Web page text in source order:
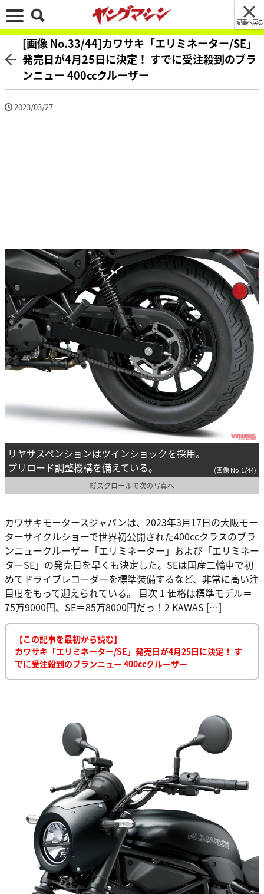
記事へ戻る
[画像 No.33/44]カワサキ「エリミネーター/SE」
発売日が4月25日に決定！ すでに受注殺到のブラ
ンニュー 400ccクルーザー
2023/03/27
リヤサスペンションはツインショックを採用。
プリロード調整機構を備えている。
(画像 No.1/44)
縦スクロールで次の写真へ
カワサキモータースジャパンは、2023年3月17日の大阪モー
ターサイクルショーで世界初公開された400ccクラスのブラ
ンニュークルーザー「エリミネーター」および「エリミネー
ターSE」の発売日を早くも決定した。SEは国産二輪車で初
めてドライブレコーダーを標準装備するなど、非常に高い注
目度をもって迎えられている。 目次 1 価格は標準モデル＝
75万9000円、SE＝85万8000円だっ！2 KAWAS […]
【この記事を最初から読む】
カワサキ「エリミネーター/SE」発売日が4月25日に決定！ す
でに受注殺到のブランニュー 400ccクルーザー